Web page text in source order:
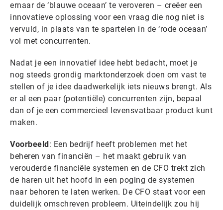
ernaar de ‘blauwe oceaan’ te veroveren – creëer een
innovatieve oplossing voor een vraag die nog niet is
vervuld, in plaats van te spartelen in de ‘rode oceaan’
vol met concurrenten.
Nadat je een innovatief idee hebt bedacht, moet je
nog steeds grondig marktonderzoek doen om vast te
stellen of je idee daadwerkelijk iets nieuws brengt. Als
er al een paar (potentiële) concurrenten zijn, bepaal
dan of je een commercieel levensvatbaar product kunt
maken.
Voorbeeld: Een bedrijf heeft problemen met het
beheren van financiën – het maakt gebruik van
verouderde financiële systemen en de CFO trekt zich
de haren uit het hoofd in een poging de systemen
naar behoren te laten werken. De CFO staat voor een
duidelijk omschreven probleem. Uiteindelijk zou hij